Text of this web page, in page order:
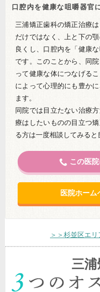
口腔内を健康な咀嚼器官
三浦矯正歯科の矯正治療
だけではなく、上と下の
良くし、口腔内を「健康
です。このことから、同
って健康な体につなげる
によって心理的にも豊か
ます。
同院では目立たない治療
療はしたいものの目立つ
る方は一度相談してみると
この医
医院ホーム
＞＞杉並区エ
三